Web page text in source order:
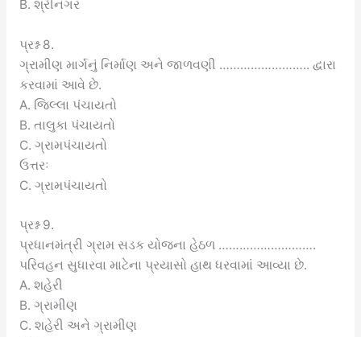
B. શ્રીનગર
પ્રશ્ન 8.
ગ્રામીણ માર્ગનું નિર્માણ અને જાળવણી …………………….. દ્વારા
કરવામાં આવે છે.
A. જિલ્લા પંચાયતો
B. તાલુકા પંચાયતો
C. ગ્રામપંચાયતો
ઉત્તરઃ
C. ગ્રામપંચાયતો
પ્રશ્ન 9.
પ્રધાનમંત્રી ગ્રામ સડક યોજના હેઠળ ……………………….
પરિવહન સુધારવા માટેના પ્રયાસો હાથ ધરવામાં આવ્યા છે.
A. શહેરી
B. ગ્રામીણ
C. શહેરી અને ગ્રામીણ